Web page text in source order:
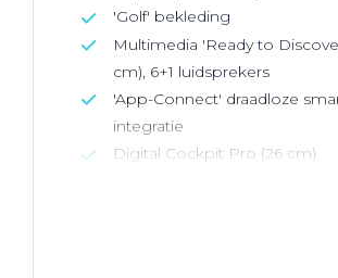
'Golf' bekleding
Multimedia 'Ready to
cm), 6+1 luidsprekers
'App-Connect' draadloze
integratie
Digital Cockpit Pro (26 cm)